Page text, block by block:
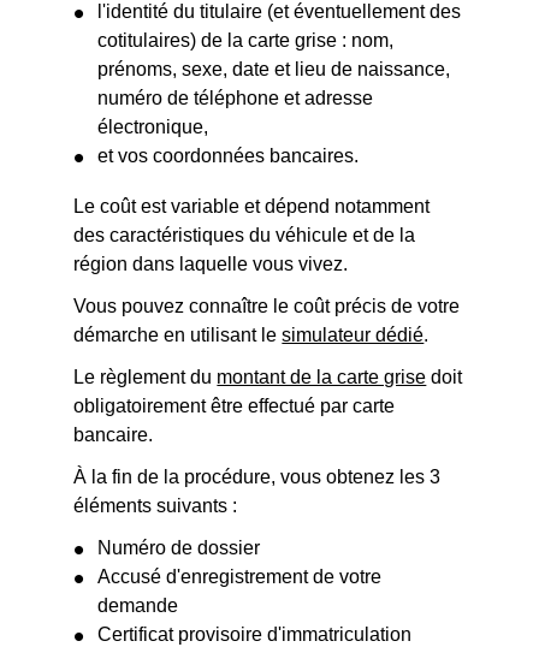
l'identité du titulaire (et éventuellement des
cotitulaires) de la carte grise : nom,
prénoms, sexe, date et lieu de naissance,
numéro de téléphone et adresse
électronique,
et vos coordonnées bancaires.
Le coût est variable et dépend notamment
des caractéristiques du véhicule et de la
région dans laquelle vous vivez.
Vous pouvez connaître le coût précis de votre
démarche en utilisant lesimulateur dédié.
Le règlement du montant de la carte grise doit
obligatoirement être effectué par carte
bancaire.
À la fin de la procédure, vous obtenez les 3
éléments suivants :
Numéro de dossier
Accusé d'enregistrement de votre
demande
Certificat provisoire d'immatriculation